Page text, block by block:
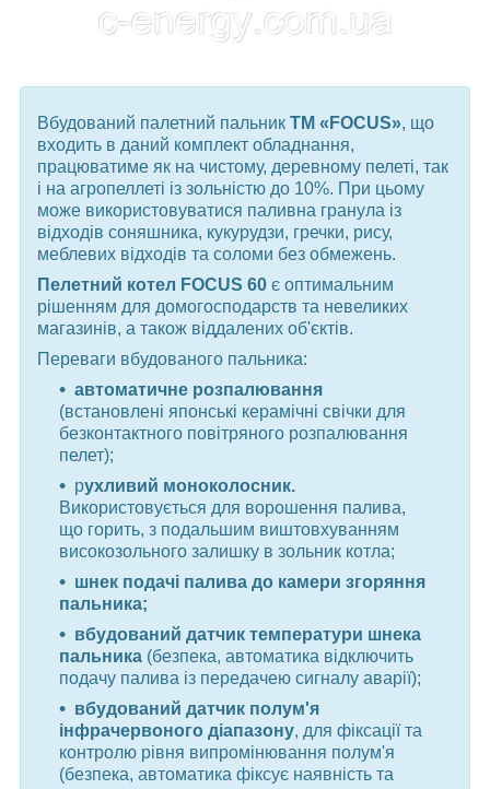
Вбудований палетний пальник ТМ «FOCUS», що
входить в даний комплект обладнання,
працюватиме як на чистому, деревному пелеті, так
і на агропеллеті із зольністю до 10%. При цьому
може використовуватися паливна гранула із
відходів соняшника, кукурудзи, гречки, рису,
меблевих відходів та соломи без обмежень.
Пелетний котел FOCUS 60 є оптимальним
рішенням для домогосподарств та невеликих
магазинів, а також віддалених об'єктів.
Переваги вбудованого пальника:
автоматичне розпалювання
(встановлені японські керамічні свічки для
безконтактного повітряного розпалювання
пелет);
рухливий моноколосник.
Використовується для ворошення палива,
що горить, з подальшим виштовхуванням
високозольного залишку в зольник котла;
шнек подачі палива до камери згоряння
пальника;
вбудований датчик температури шнека
пальника (безпека, автоматика відключить
подачу палива із передачею сигналу аварії);
вбудований датчик полум'я
інфрачервоного діапазону, для фіксації та
контролю рівня випромінювання полум'я
(безпека, автоматика фіксує наявність та